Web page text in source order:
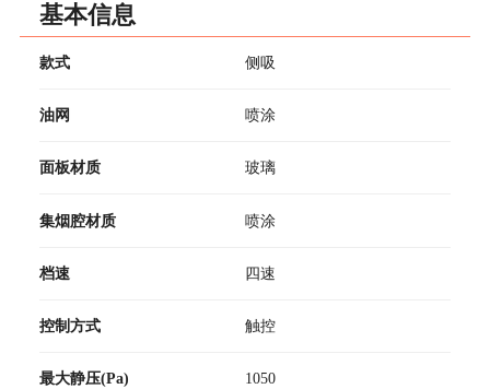
基本信息
款式 侧吸
油网 喷涂
面板材质 玻璃
集烟腔材质 喷涂
档速 四速
控制方式 触控
最大静压(Pa) 1050